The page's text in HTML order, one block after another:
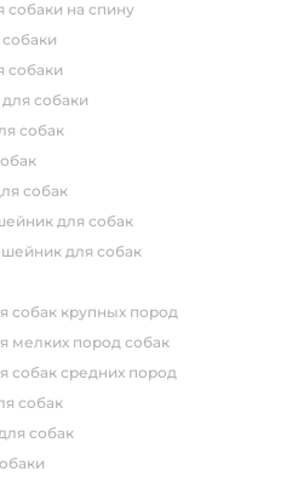
собаки на спину
собаки
собаки
для собаки
собак
собак
для собак
для собак
собак крупных пород
мелких пород собак
собак средних пород
собак
собак